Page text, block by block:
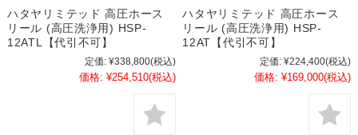
ハタヤリミテッド 高圧ホース
リール (高圧洗浄用) HSP-
12ATL【代引不可】
定価: ¥338,800(税込)
価格: ¥254,510(税込)
ハタヤリミテッド 高圧ホース
リール (高圧洗浄用) HSP-
12AT【代引不可】
定価: ¥224,400(税込)
価格: ¥169,000(税込)